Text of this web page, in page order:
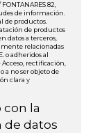
FONTANARES 82,
de información.
de productos.
de productos
datos a terceros,
relacionadas
o adheridos al
Acceso, rectificación,
no ser objeto de
clara y
con la
de datos